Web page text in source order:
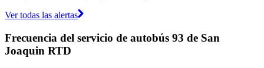
Ver todas las alertas
Frecuencia del servicio de autobús 93 de San
Joaquin RTD